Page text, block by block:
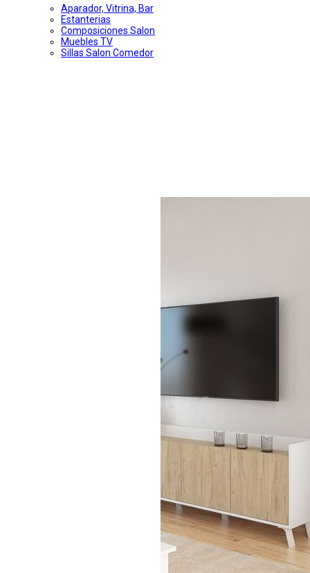
Aparador, Vitrina, Bar
Estanterias
Composiciones Salon
Muebles TV
Sillas Salon Comedor